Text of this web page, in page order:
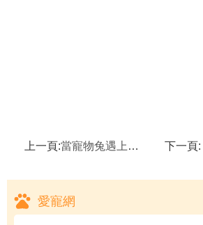
上一頁:當寵物兔遇上寵物狗 如何讓兔子和狗狗和平相處 下一頁:
愛寵網